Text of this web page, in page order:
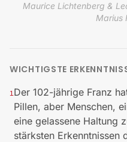
Maurice Lichtenberg &
Marius
WICHTIGSTE
1Der 102-jährige Franz
Pillen, aber Menschen,
eine gelassene Haltung
stärksten Erkenntnissen